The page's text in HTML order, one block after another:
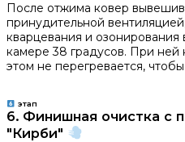
После отжима ковер
принудительной
кварцевания и озонирования
камере 38 градусов. При ней
этом не перегревается,
этап
6. Финишная очистка с
"Кирби"